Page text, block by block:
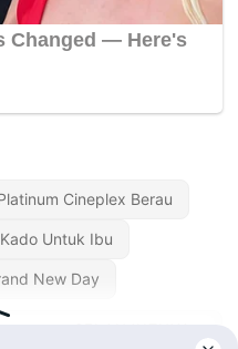
Cineplex Berau
Kado Untuk Ibu
New Day